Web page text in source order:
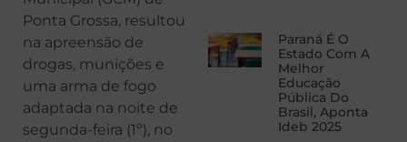
Ponta Grossa, resultou
na apreensão de
drogas, munições e
uma arma de fogo
adaptada na noite de
segunda-feira (1º), no
Paraná É O
Estado Com A
Melhor
Educação
Pública Do
Brasil, Aponta
Ideb 2025